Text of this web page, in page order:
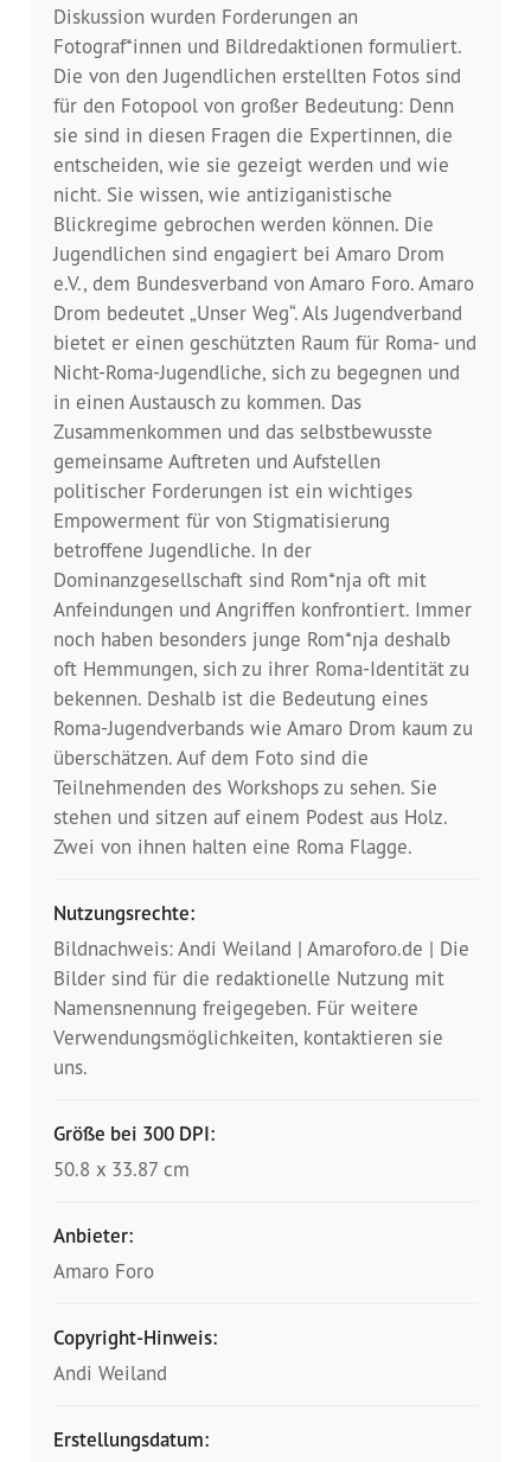
Abgeschlossene Projekte
Materialien
Wissenswertes
Publikationen
Mediathek
Plakate
Presse
Pressemitteilungen
Positionen
Pressespiegel
Glossar
Newsletter
Fotos
Diskussion wurden Forderungen an
Fotograf*innen und Bildredaktionen formuliert.
Die von den Jugendlichen erstellten Fotos sind
für den Fotopool von großer Bedeutung: Denn
sie sind in diesen Fragen die Expertinnen, die
entscheiden, wie sie gezeigt werden und wie
nicht. Sie wissen, wie antiziganistische
Blickregime gebrochen werden können. Die
Jugendlichen sind engagiert bei Amaro Drom
e.V., dem Bundesverband von Amaro Foro. Amaro
Drom bedeutet „Unser Weg“. Als Jugendverband
bietet er einen geschützten Raum für Roma- und
Nicht-Roma-Jugendliche, sich zu begegnen und
in einen Austausch zu kommen. Das
Zusammenkommen und das selbstbewusste
gemeinsame Auftreten und Aufstellen
politischer Forderungen ist ein wichtiges
Empowerment für von Stigmatisierung
betroffene Jugendliche. In der
Dominanzgesellschaft sind Rom*nja oft mit
Anfeindungen und Angriffen konfrontiert. Immer
noch haben besonders junge Rom*nja deshalb
oft Hemmungen, sich zu ihrer Roma-Identität zu
bekennen. Deshalb ist die Bedeutung eines
Roma-Jugendverbands wie Amaro Drom kaum zu
überschätzen. Auf dem Foto sind die
Teilnehmenden des Workshops zu sehen. Sie
stehen und sitzen auf einem Podest aus Holz.
Zwei von ihnen halten eine Roma Flagge.
Nutzungsrechte:
Bildnachweis: Andi Weiland | Amaroforo.de | Die
Bilder sind für die redaktionelle Nutzung mit
Namensnennung freigegeben. Für weitere
Verwendungsmöglichkeiten, kontaktieren sie
uns.
Größe bei 300 DPI:
50.8 x 33.87 cm
Anbieter:
Amaro Foro
Copyright-Hinweis:
Andi Weiland
Erstellungsdatum: